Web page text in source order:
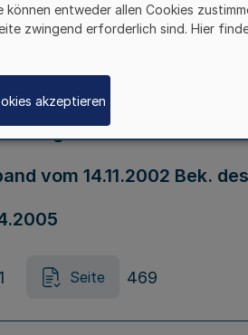
von Maßnahmen
vom 14.11.2002 Bek.
Seite 469
entweder allen Cookies
zwingend erforderlich sind. Hier
akzeptieren